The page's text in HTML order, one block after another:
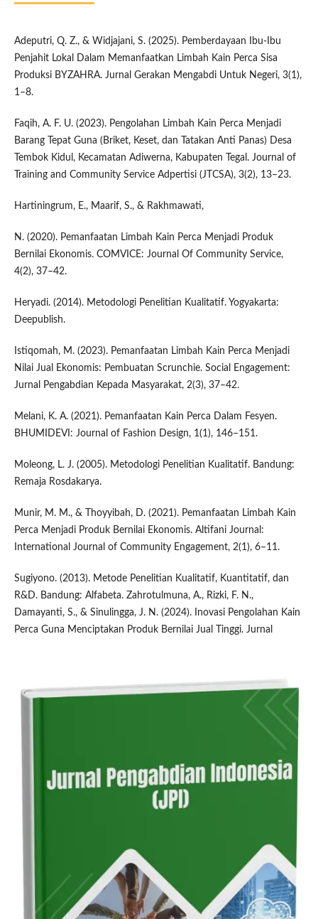
Adeputri, Q. Z., & Widjajani, S. (2025). Pemberdayaan Ibu-Ibu
Penjahit Lokal Dalam Memanfaatkan Limbah Kain Perca Sisa
Produksi BYZAHRA. Jurnal Gerakan Mengabdi Untuk Negeri, 3(1),
1–8.
Faqih, A. F. U. (2023). Pengolahan Limbah Kain Perca Menjadi
Barang Tepat Guna (Briket, Keset, dan Tatakan Anti Panas) Desa
Tembok Kidul, Kecamatan Adiwerna, Kabupaten Tegal. Journal of
Training and Community Service Adpertisi (JTCSA), 3(2), 13–23.
Hartiningrum, E., Maarif, S., & Rakhmawati,
N. (2020). Pemanfaatan Limbah Kain Perca Menjadi Produk
Bernilai Ekonomis. COMVICE: Journal Of Community Service,
4(2), 37–42.
Heryadi. (2014). Metodologi Penelitian Kualitatif. Yogyakarta:
Deepublish.
Istiqomah, M. (2023). Pemanfaatan Limbah Kain Perca Menjadi
Nilai Jual Ekonomis: Pembuatan Scrunchie. Social Engagement:
Jurnal Pengabdian Kepada Masyarakat, 2(3), 37–42.
Melani, K. A. (2021). Pemanfaatan Kain Perca Dalam Fesyen.
BHUMIDEVI: Journal of Fashion Design, 1(1), 146–151.
Moleong, L. J. (2005). Metodologi Penelitian Kualitatif. Bandung:
Remaja Rosdakarya.
Munir, M. M., & Thoyyibah, D. (2021). Pemanfaatan Limbah Kain
Perca Menjadi Produk Bernilai Ekonomis. Altifani Journal:
International Journal of Community Engagement, 2(1), 6–11.
Sugiyono. (2013). Metode Penelitian Kualitatif, Kuantitatif, dan
R&D. Bandung: Alfabeta. Zahrotulmuna, A., Rizki, F. N.,
Damayanti, S., & Sinulingga, J. N. (2024). Inovasi Pengolahan Kain
Perca Guna Menciptakan Produk Bernilai Jual Tinggi. Jurnal